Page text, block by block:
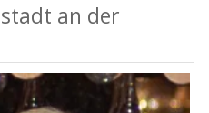
an der